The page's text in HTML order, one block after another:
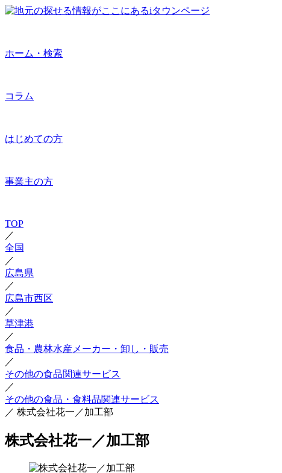
ホーム・検索
コラム
はじめての方
事業主の方
TOP
／
全国
／
広島県
／
広島市西区
／
草津港
／
食品・農林水産メーカー・卸し・販売
／
その他の食品関連サービス
／
その他の食品・食料品関連サービス
／ 株式会社花一／加工部
株式会社花一／加工部